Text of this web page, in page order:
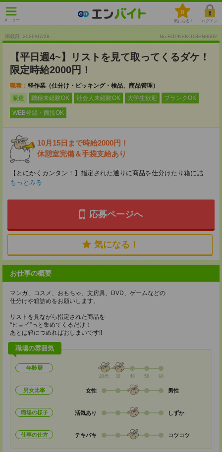
メニュー
0
気になる！ ログイン
掲載日 :2026/07/28 No.FOPKEKO18EN0602
【平日週4~】リストを見て取ってくるダケ！
限定時給2000円！
職種： 軽作業（仕分け・ピッキング・検品、商品管理）
派遣
職種未経験OK 社会人未経験OK 大学生歓迎 ブランクOK
WEB登録・面接OK
10月15日まで時給2000円！
休憩室完備＆手袋支給あり
【とにかくカンタン！】指定された通りに商品を仕分けたり箱に詰 ...
もっとみる
応募ページへ
気になる！
お仕事の概要
マンガ、コスメ、おもちゃ、文房具、DVD、ゲームなどの
仕分けや箱詰めをお願いします。
リストを見ながら指定された商品を
“ヒョイ”っと集めてくるだけ！
あとは箱につめればおしまいです!!
職場の雰囲気
年齢層
20代 30 40 50 60
男女比率 女性 男性
職場の様子 活気あり しずか
仕事の仕方 テキパキ コツコツ